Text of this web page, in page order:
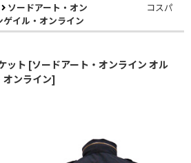
ソードアート・オン
ゲイル・オンライン
コスパ
ット [ソードアート・オンライン オル
オンライン]